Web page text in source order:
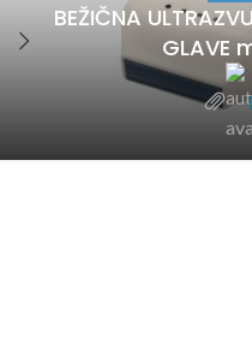
BEŽIČNA
GLAVE